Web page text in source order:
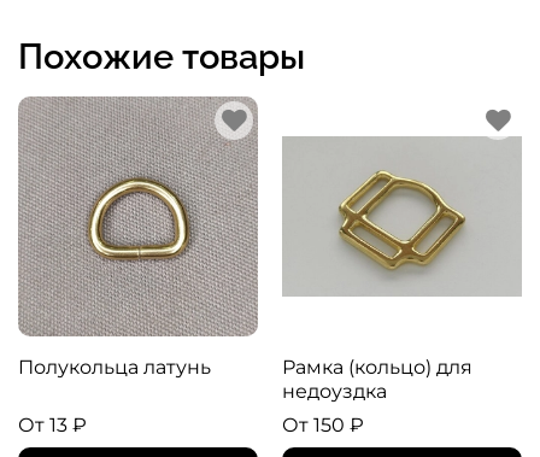
Похожие товары
Полукольца латунь
От 13 ₽
Рамка (кольцо) для
недоуздка
От 150 ₽